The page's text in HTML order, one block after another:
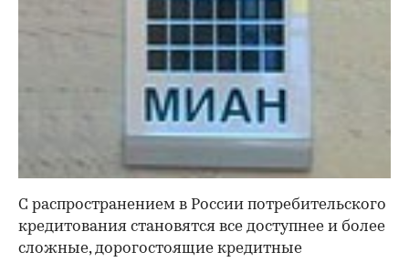
С распространением в России потребительского
кредитования становятся все доступнее и более
сложные, дорогостоящие кредитные